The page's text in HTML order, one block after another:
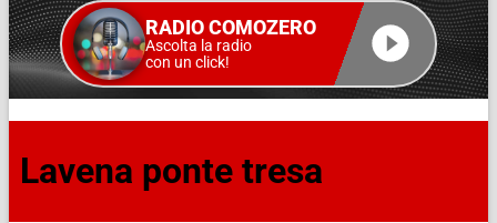
RADIO COMOZERO
Ascolta la radio
con un click!
Lavena ponte tresa